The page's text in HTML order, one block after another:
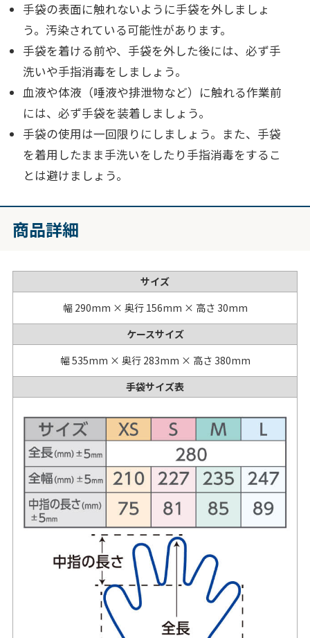
手袋の表面に触れないように手袋を外しましょ
う。汚染されている可能性があります。
手袋を着ける前や、手袋を外した後には、必ず手
洗いや手指消毒をしましょう。
血液や体液（唾液や排泄物など）に触れる作業前
には、必ず手袋を装着しましょう。
手袋の使用は一回限りにしましょう。また、手袋
を着用したまま手洗いをしたり手指消毒をするこ
とは避けましょう。
商品詳細
サイズ
幅 290mm × 奥行 156mm × 高さ 30mm
ケースサイズ
幅 535mm × 奥行 283mm × 高さ 380mm
手袋サイズ表